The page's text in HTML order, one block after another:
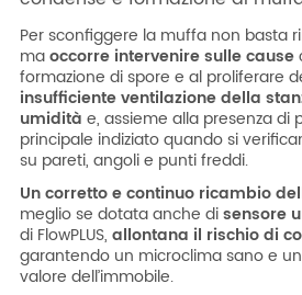
Ricerca
ITA ENG ESP DEU
Azienda
Area riservata
Area riservata CAT
Lavora con noi
Per sconfiggere la muffa non basta
maoccorre intervenire sulle cause
formazione di spore e al proliferare
insufficiente ventilazione della
umidità e, assieme alla presenza di
principale indiziato quando si
su pareti, angoli e punti freddi.
Un corretto e continuo ricambio
meglio se dotata anche disensore
di FlowPLUS, allontana il rischio di
garantendo un microclima sano e
valore dell’immobile.